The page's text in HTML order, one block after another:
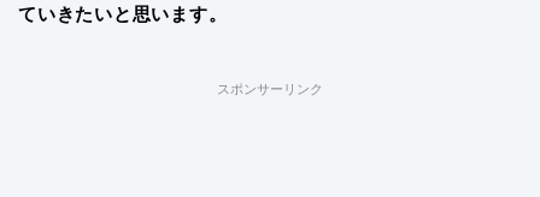
ていきたいと思います。
スポンサーリンク